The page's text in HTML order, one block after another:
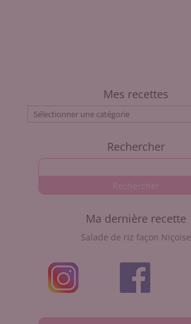
Mes recettes
Mes
Rechercher
Ma dernière recette
Salade de riz façon Niçoise